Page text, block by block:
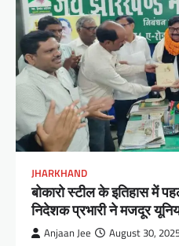
JHARKHAND
बोकारो स्टील के इतिहास में
निदेशक प्रभारी ने मजदूर
Anjaan Jee August 30,